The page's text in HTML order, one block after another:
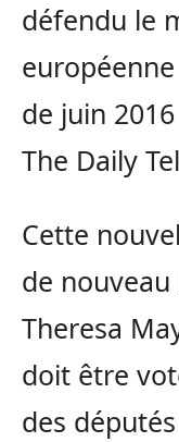
défendu le
de juin
The Daily
Cette
de
Theresa
doit être
des